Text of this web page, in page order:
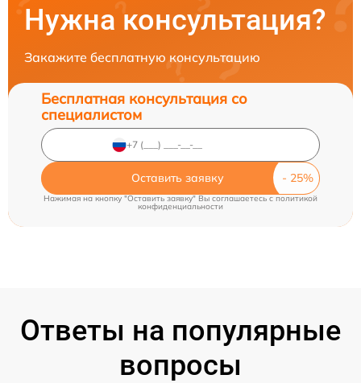
Нужна консультация?
Закажите бесплатную консультацию
Бесплатная консультация со
специалистом
Оставить заявку
Нажимая на кнопку "Оставить заявку" Вы соглашаетесь cполитикой
конфиденциальности
Ответы на популярные
вопросы